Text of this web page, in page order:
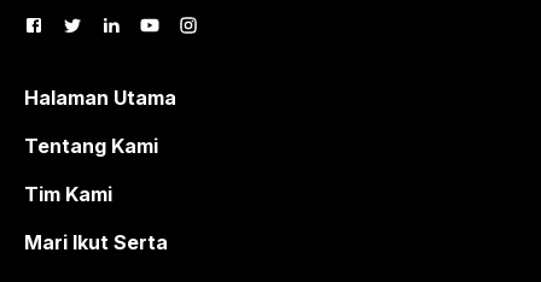
Halaman Utama
Tentang Kami
Tim Kami
Mari Ikut Serta